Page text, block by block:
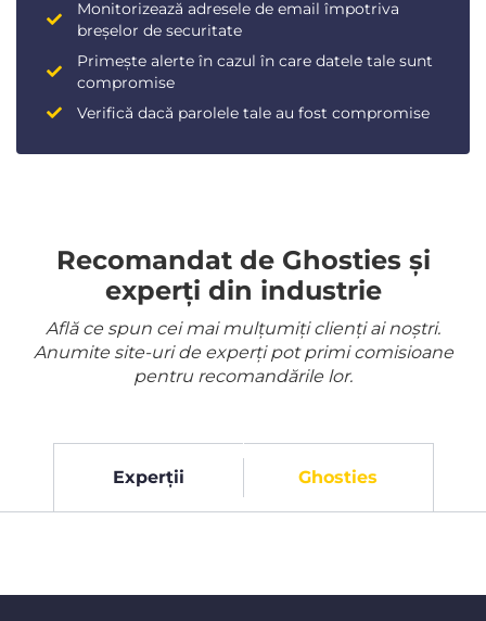
Monitorizează adresele de email împotriva
breșelor de securitate
Primește alerte în cazul în care datele tale sunt
compromise
Verifică dacă parolele tale au fost compromise
Recomandat de Ghosties și
experți din industrie
Află ce spun cei mai mulțumiți clienți ai noștri.
Anumite site-uri de experți pot primi comisioane
pentru recomandările lor.
Experții Ghosties